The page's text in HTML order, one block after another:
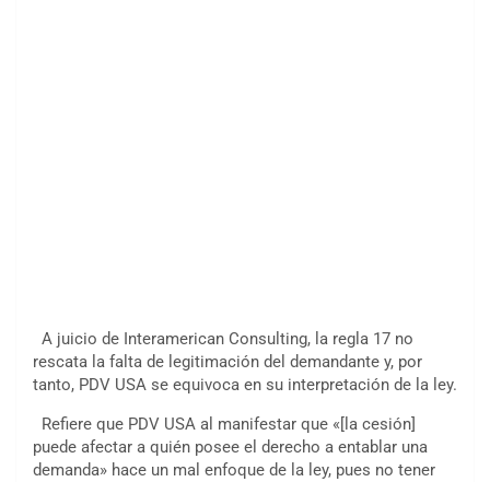
A juicio de Interamerican Consulting, la regla 17 no
rescata la falta de legitimación del demandante y, por
tanto, PDV USA se equivoca en su interpretación de la ley.
Refiere que PDV USA al manifestar que «[la cesión]
puede afectar a quién posee el derecho a entablar una
demanda» hace un mal enfoque de la ley, pues no tener